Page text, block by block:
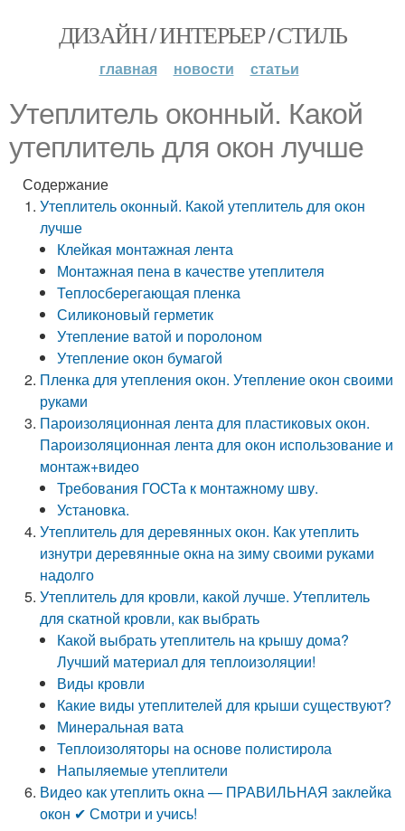
ДИЗАЙН / ИНТЕРЬЕР / СТИЛЬ
главная новости статьи
Утеплитель оконный. Какой
утеплитель для окон лучше
Содержание
Утеплитель оконный. Какой утеплитель для окон
лучше
Клейкая монтажная лента
Монтажная пена в качестве утеплителя
Теплосберегающая пленка
Силиконовый герметик
Утепление ватой и поролоном
Утепление окон бумагой
Пленка для утепления окон. Утепление окон своими
руками
Пароизоляционная лента для пластиковых окон.
Пароизоляционная лента для окон использование и
монтаж+видео
Требования ГОСТа к монтажному шву.
Установка.
Утеплитель для деревянных окон. Как утеплить
изнутри деревянные окна на зиму своими руками
надолго
Утеплитель для кровли, какой лучше. Утеплитель
для скатной кровли, как выбрать
Какой выбрать утеплитель на крышу дома?
Лучший материал для теплоизоляции!
Виды кровли
Какие виды утеплителей для крыши существуют?
Минеральная вата
Теплоизоляторы на основе полистирола
Напыляемые утеплители
Видео как утеплить окна — ПРАВИЛЬНАЯ заклейка
окон ✔ Смотри и учись!